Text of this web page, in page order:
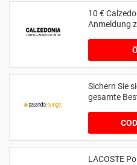
10 €
Anmeldung
Sichern Sie
gesamte
LACOSTE